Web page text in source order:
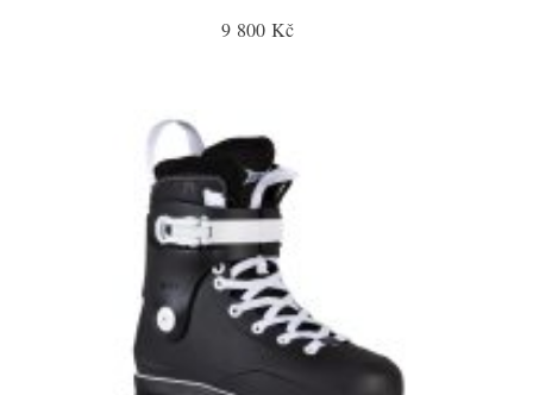
9 800 Kč